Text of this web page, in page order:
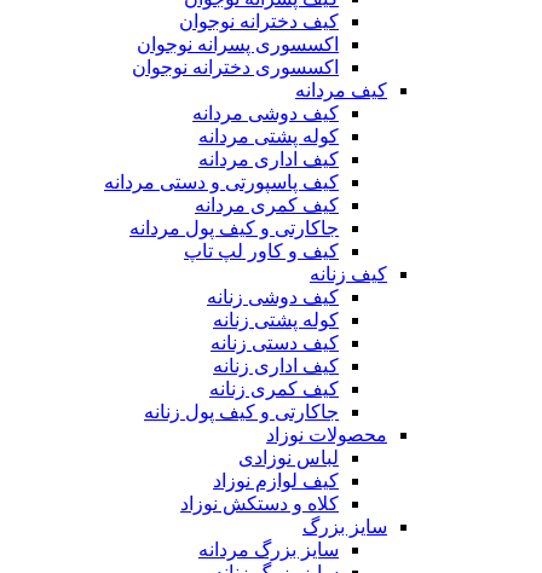
کیف دخترانه نوجوان
اکسسوری پسرانه نوجوان
اکسسوری دخترانه نوجوان
کیف مردانه
کیف دوشی مردانه
کوله پشتی مردانه
کیف اداری مردانه
کیف پاسپورتی و دستی مردانه
کیف کمری مردانه
جاکارتی و کیف پول مردانه
کیف و کاور لپ تاپ
کیف زنانه
کیف دوشی زنانه
کوله پشتی زنانه
کیف دستی زنانه
کیف اداری زنانه
کیف کمری زنانه
جاکارتی و کیف پول زنانه
محصولات نوزاد
لباس نوزادی
کیف لوازم نوزاد
کلاه و دستکش نوزاد
سایز بزرگ
سایز بزرگ مردانه